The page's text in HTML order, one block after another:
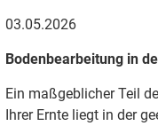
03.05.2026
Bodenbearbeitung in
Ein maßgeblicher Teil
Ihrer Ernte liegt in der